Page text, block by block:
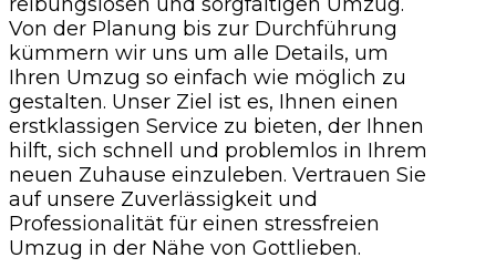
Von der Planung bis zur Durchführung
kümmern wir uns um alle Details, um
Ihren Umzug so einfach wie möglich zu
gestalten. Unser Ziel ist es, Ihnen einen
erstklassigen Service zu bieten, der Ihnen
hilft, sich schnell und problemlos in Ihrem
neuen Zuhause einzuleben. Vertrauen Sie
auf unsere Zuverlässigkeit und
Professionalität für einen stressfreien
Umzug in der Nähe von Gottlieben.